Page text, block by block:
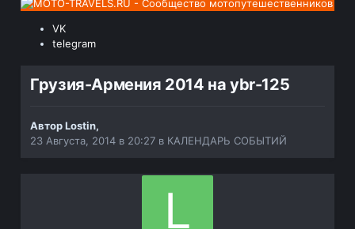
VK
telegram
Грузия-Армения 2014 на ybr-125
АвторLostin,
23 Августа, 2014 в 20:27 в КАЛЕНДАРЬ СОБЫТИЙ